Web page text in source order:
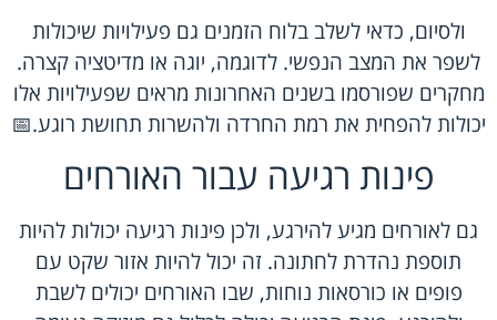
ולסיום, כדאי לשלב בלוח הזמנים גם פעילויות שיכולות
לשפר את המצב הנפשי. לדוגמה, יוגה או מדיטציה קצרה.
מחקרים שפורסמו בשנים האחרונות מראים שפעילויות אלו
יכולות להפחית את רמת החרדה ולהשרות תחושת רוגע.📅
פינות רגיעה עבור האורחים
גם לאורחים מגיע להירגע, ולכן פינות רגיעה יכולות להיות
תוספת נהדרת לחתונה. זה יכול להיות אזור שקט עם
פופים או כורסאות נוחות, שבו האורחים יכולים לשבת